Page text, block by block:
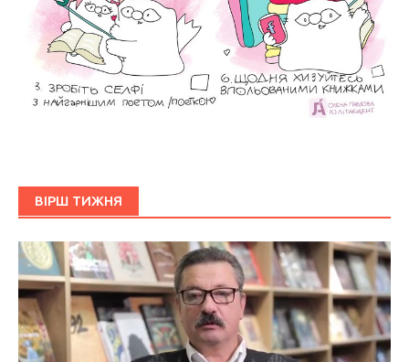
ВІРШ ТИЖНЯ